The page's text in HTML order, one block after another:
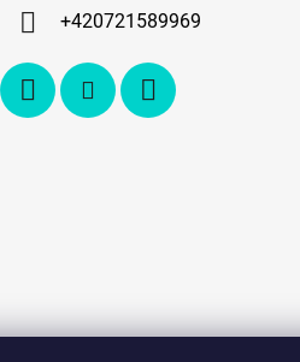
+420721589969